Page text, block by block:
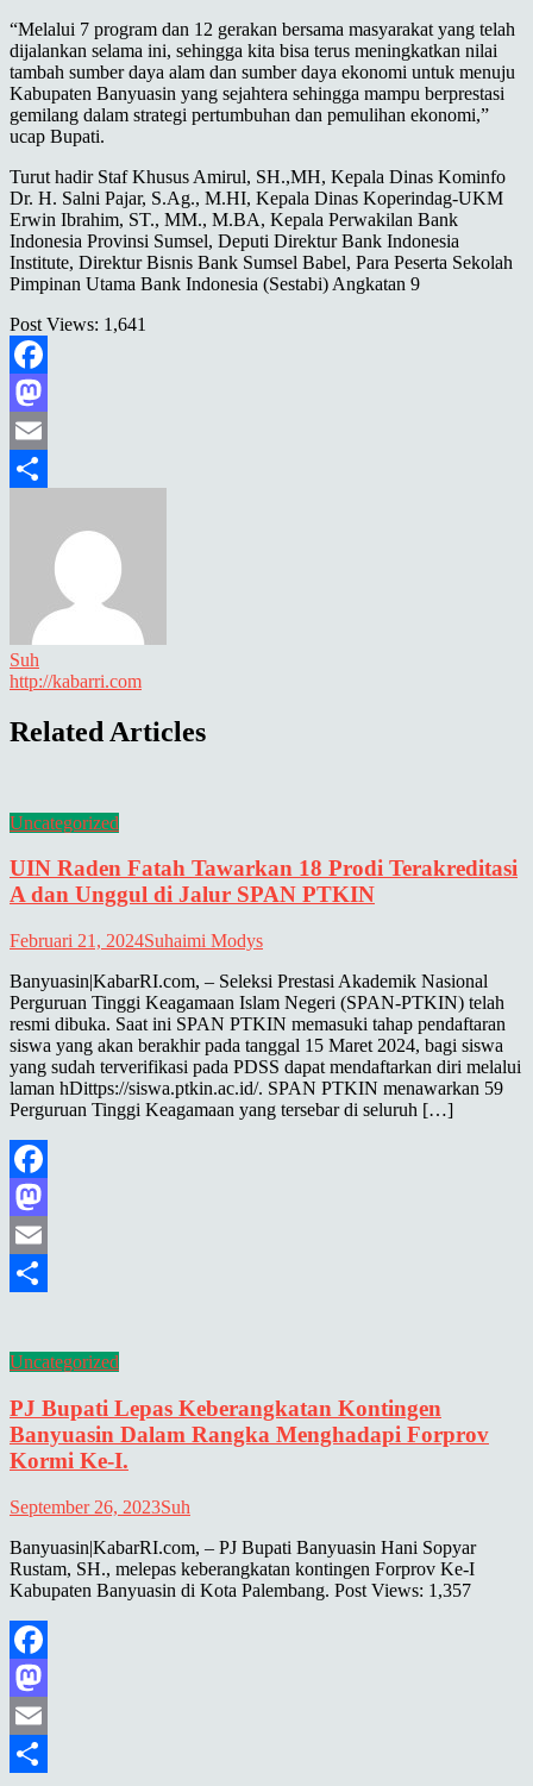
“Melalui 7 program dan 12 gerakan bersama masyarakat yang telah
dijalankan selama ini, sehingga kita bisa terus meningkatkan nilai
tambah sumber daya alam dan sumber daya ekonomi untuk menuju
Kabupaten Banyuasin yang sejahtera sehingga mampu berprestasi
gemilang dalam strategi pertumbuhan dan pemulihan ekonomi,”
ucap Bupati.
Turut hadir Staf Khusus Amirul, SH.,MH, Kepala Dinas Kominfo
Dr. H. Salni Pajar, S.Ag., M.HI, Kepala Dinas Koperindag-UKM
Erwin Ibrahim, ST., MM., M.BA, Kepala Perwakilan Bank
Indonesia Provinsi Sumsel, Deputi Direktur Bank Indonesia
Institute, Direktur Bisnis Bank Sumsel Babel, Para Peserta Sekolah
Pimpinan Utama Bank Indonesia (Sestabi) Angkatan 9
Post Views: 1,641
Facebook
Mastodon
Email
Suh
http://kabarri.com
Related Articles
Uncategorized
UIN Raden Fatah Tawarkan 18 Prodi Terakreditasi
A dan Unggul di Jalur SPAN PTKIN
Februari 21, 2024Suhaimi Modys
Banyuasin|KabarRI.com, – Seleksi Prestasi Akademik Nasional
Perguruan Tinggi Keagamaan Islam Negeri (SPAN-PTKIN) telah
resmi dibuka. Saat ini SPAN PTKIN memasuki tahap pendaftaran
siswa yang akan berakhir pada tanggal 15 Maret 2024, bagi siswa
yang sudah terverifikasi pada PDSS dapat mendaftarkan diri melalui
laman hDittps://siswa.ptkin.ac.id/. SPAN PTKIN menawarkan 59
Perguruan Tinggi Keagamaan yang tersebar di seluruh […]
Facebook
Mastodon
Email
Uncategorized
PJ Bupati Lepas Keberangkatan Kontingen
Banyuasin Dalam Rangka Menghadapi Forprov
Kormi Ke-I.
September 26, 2023Suh
Banyuasin|KabarRI.com, – PJ Bupati Banyuasin Hani Sopyar
Rustam, SH., melepas keberangkatan kontingen Forprov Ke-I
Kabupaten Banyuasin di Kota Palembang. Post Views: 1,357
Facebook
Mastodon
Email